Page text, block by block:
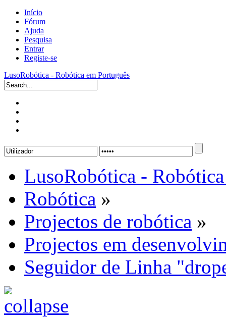
Início
Fórum
Ajuda
Pesquisa
Entrar
Registe-se
LusoRobótica - Robótica em Português
LusoRobótica -
Robótica »
Projectos de robótica »
Projectos em
Seguidor de Linha